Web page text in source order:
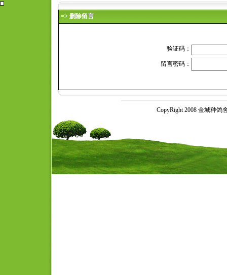
-=> 删除留言
验证码：
留言密码：
CopyRight 2008 金城种鸽